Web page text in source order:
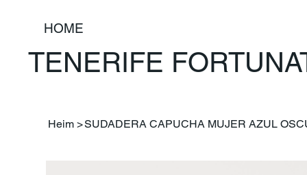
HOME
TENERIFE
Heim >SUDADERA CAPUCHA MUJER AZUL